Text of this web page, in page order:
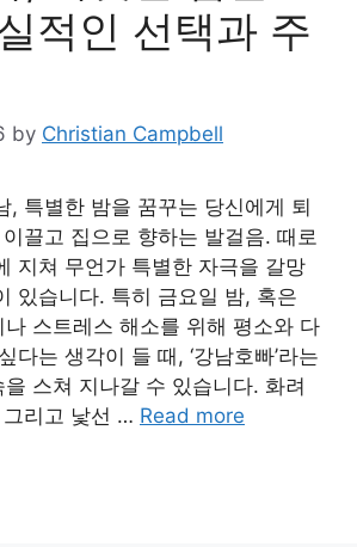
적인 선택과 주
by Christian Campbell
, 특별한 밤을 꿈꾸는 당신에게 퇴
끌고 집으로 향하는 발걸음. 때로
지쳐 무언가 특별한 자극을 갈망
있습니다. 특히 금요일 밤, 혹은
스트레스 해소를 위해 평소와 다
다는 생각이 들 때, ‘강남호빠’라는
스쳐 지나갈 수 있습니다. 화려
리고 낯선 … Read more